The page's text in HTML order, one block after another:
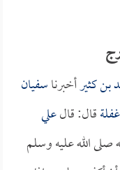
بن كثيرأخبرناسفيان
قال: قالعلي
الله عليه وسلم